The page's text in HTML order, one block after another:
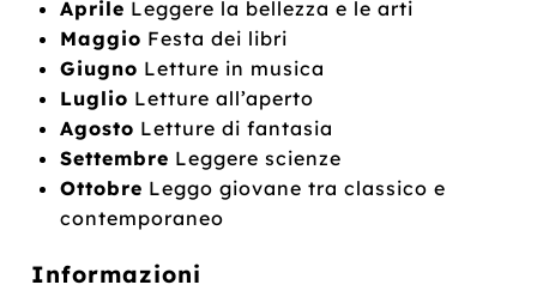
Aprile Leggere la bellezza e le arti
Maggio Festa dei libri
Giugno Letture in musica
Luglio Letture all’aperto
Agosto Letture di fantasia
Settembre Leggere scienze
Ottobre Leggo giovane tra classico e
contemporaneo
Informazioni